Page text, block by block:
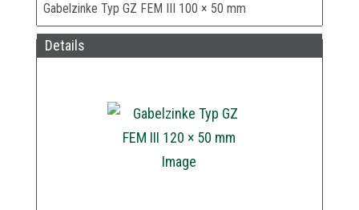
Gabelzinke Typ GZ FEM III 100 × 50 mm
Details